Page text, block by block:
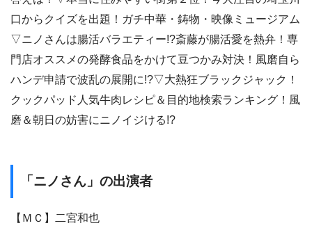
口からクイズを出題！ガチ中華・鋳物・映像ミュージアム
▽ニノさんは腸活バラエティー!?斎藤が腸活愛を熱弁！専
門店オススメの発酵食品をかけて豆つかみ対決！風磨自ら
ハンデ申請で波乱の展開に!?▽大熱狂ブラックジャック！
クックパッド人気牛肉レシピ＆目的地検索ランキング！風
磨＆朝日の妨害にニノイジける!?
「ニノさん」の出演者
【ＭＣ】二宮和也